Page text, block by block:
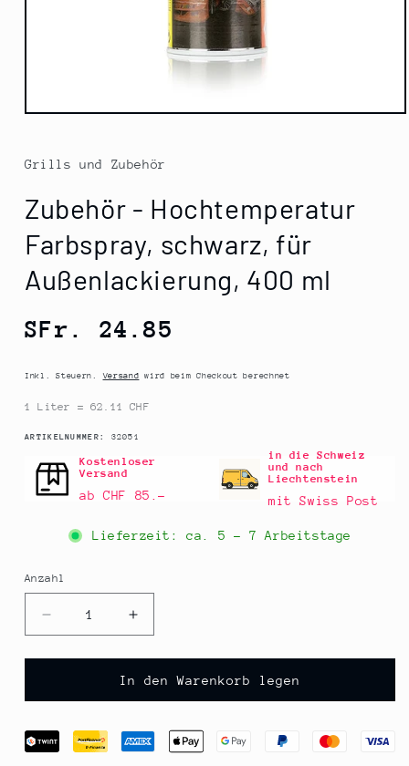
Medien
Modal
öffnen
Grills und Zubehör
Zubehör - Hochtemperatur
Farbspray, schwarz, für
Außenlackierung, 400 ml
Normaler
SFr. 24.85
Inkl. Steuern.Versand wird beim Checkout berechnet
1 Liter = 62.11 CHF
ARTIKELNUMMER: SKU:
32051
Kostenloser
Versand
ab CHF 85.–
in die Schweiz
und nach
Liechtenstein
mit Swiss Post
Lieferzeit: ca. 5 - 7 Arbeitstage
Anzahl
Anzahl
Verringere
die
Menge
Zubehör
Hochtemperatur
Farbspray,
Erhöhe
die
Menge
für
Zubehör
Hochtemperatur
Farbspray,
In den Warenkorb legen